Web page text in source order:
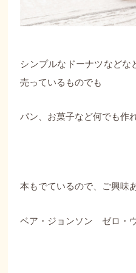
シンプルなドーナツなどな
売っているものでも
パン、お菓子など何でも作
本もでているので、ご興味
ベア・ジョンソン ゼロ・